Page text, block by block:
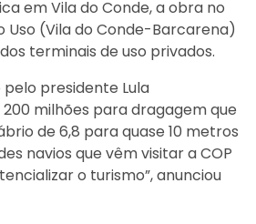
em Vila do Conde, a obra no
Uso (Vila do Conde-Barcarena)
terminais de uso privados.
presidente Lula
milhões para dragagem que
de 6,8 para quase 10 metros
navios que vêm visitar a COP
o turismo”, anunciou